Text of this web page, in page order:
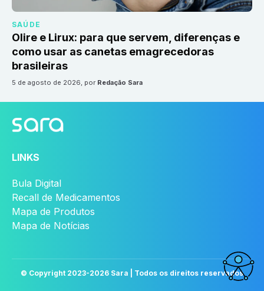
SAÚDE
Olire e Lirux: para que servem, diferenças e
como usar as canetas emagrecedoras
brasileiras
5 de agosto de 2026, por Redação Sara
LINKS
Bula Digital
Recall de Medicamentos
Mapa de Produtos
Mapa de Notícias
© Copyright 2023-2026 Sara | Todos os direitos reservados